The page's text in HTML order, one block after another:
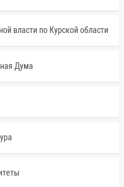
власти по Курской области
Дума